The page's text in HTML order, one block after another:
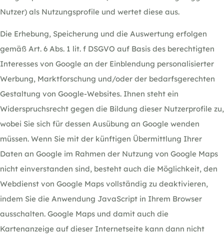
Nutzer) als Nutzungsprofile und wertet diese aus.
Die Erhebung, Speicherung und die Auswertung erfolgen
gemäß Art. 6 Abs. 1 lit. f DSGVO auf Basis des berechtigten
Interesses von Google an der Einblendung personalisierter
Werbung, Marktforschung und/oder der bedarfsgerechten
Gestaltung von Google-Websites. Ihnen steht ein
Widerspruchsrecht gegen die Bildung dieser Nutzerprofile zu,
wobei Sie sich für dessen Ausübung an Google wenden
müssen. Wenn Sie mit der künftigen Übermittlung Ihrer
Daten an Google im Rahmen der Nutzung von Google Maps
nicht einverstanden sind, besteht auch die Möglichkeit, den
Webdienst von Google Maps vollständig zu deaktivieren,
indem Sie die Anwendung JavaScript in Ihrem Browser
ausschalten. Google Maps und damit auch die
Kartenanzeige auf dieser Internetseite kann dann nicht